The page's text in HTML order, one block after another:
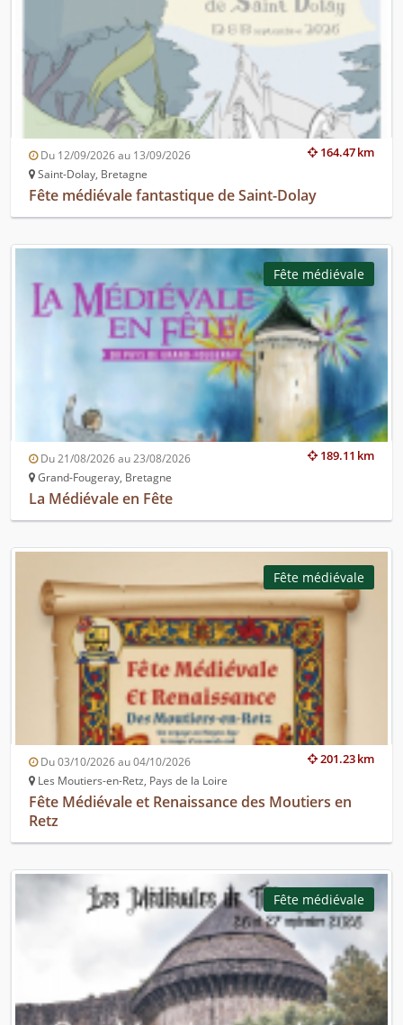
164.47 km
Du 12/09/2026 au 13/09/2026
Saint-Dolay, Bretagne
Fête médiévale fantastique de Saint-Dolay
Fête médiévale
189.11 km
Du 21/08/2026 au 23/08/2026
Grand-Fougeray, Bretagne
La Médiévale en Fête
Fête médiévale
201.23 km
Du 03/10/2026 au 04/10/2026
Les Moutiers-en-Retz, Pays de la Loire
Fête Médiévale et Renaissance des Moutiers en
Retz
Fête médiévale